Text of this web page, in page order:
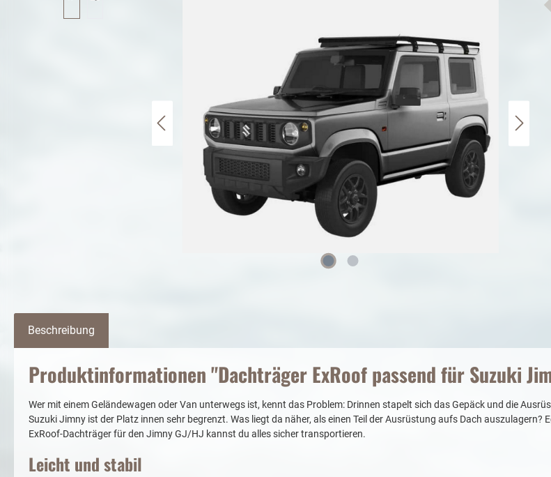
Beschreibung
Produktinformationen "Dachträger ExRoof passend für Suzuki
Wer mit einem Geländewagen oder Van unterwegs ist, kennt das Problem: Drinnen stapelt sich das Gepäck und die
Suzuki Jimny ist der Platz innen sehr begrenzt. Was liegt da näher, als einen Teil der Ausrüstung aufs Dach
ExRoof-Dachträger für den Jimny GJ/HJ kannst du alles sicher transportieren.
Leicht und stabil